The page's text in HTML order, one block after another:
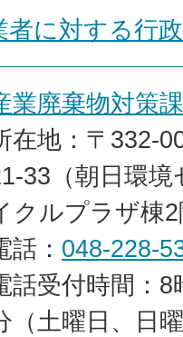
者に対する行
業廃棄物対策課
在地：〒332-
33（朝日環
クルプラザ棟
話： 048-228-
話受付時間：
（土曜日、日